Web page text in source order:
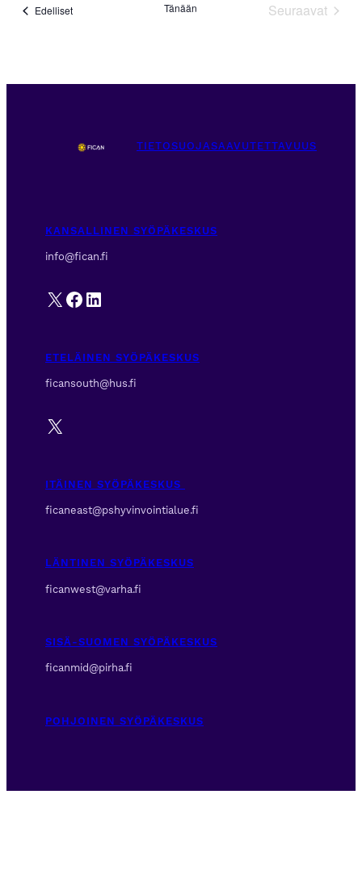
EdellisetTapahtumat Tänään
Seuraavat
TIETOSUOJASAAVUTETTAVUUS
KANSALLINEN SYÖPÄKESKUS
info@fican.fi
X Facebook
LinkedIn
ETELÄINEN SYÖPÄKESKUS
ficansouth@hus.fi
X
ITÄINEN SYÖPÄKESKUS
ficaneast@pshyvinvointialue.fi
LÄNTINEN SYÖPÄKESKUS
ficanwest@varha.fi
SISÄ-SUOMEN SYÖPÄKESKUS
ficanmid@pirha.fi
POHJOINEN SYÖPÄKESKUS